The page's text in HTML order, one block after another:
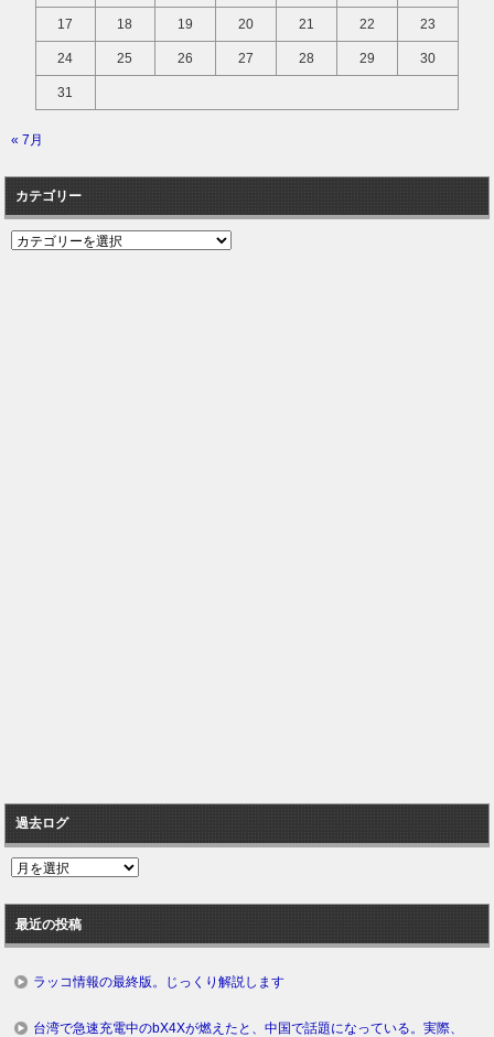
17 18 19 20 21 22 23
24 25 26 27 28 29 30
31
« 7月
カテゴリー
カ
過去ログ
過
ロ
グ
最近の投稿
ラッコ情報の最終版。じっくり解説します
台湾で急速充電中のbX4Xが燃えたと、中国で話題になっている。実際、